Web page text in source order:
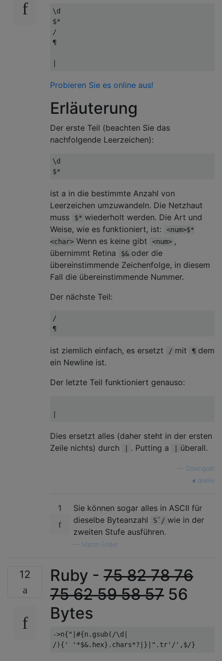
\d
$*
/
¶
Probieren Sie es online aus!
Erläuterung
Der erste Teil (beachten Sie das
nachfolgende Leerzeichen):
\d
ist a in die bestimmte Anzahl von
Leerzeichen umzuwandeln. Die Netzhaut
muss
$* wiederholt werden. Die Art und
Weise, wie es funktioniert, ist:
<num>$*
<char> Wenn es keine gibt <num> ,
übernimmt Retina
$& oder die
übereinstimmende Zeichenfolge, in diesem
Fall die übereinstimmende Nummer.
Der nächste Teil:
/
ist ziemlich einfach, es ersetzt / mit ¶ dem
ein Newline ist.
Der letzte Teil funktioniert genauso:
Dies ersetzt alles (daher steht in der ersten
Zeile nichts) durch
. Putting a überall.
Downgoat
quelle
1
Sie können sogar alles in ASCII für
dieselbe Byteanzahl
S`/ wie in der
zweiten Stufe ausführen.
Martin Ender
12 Ruby - 75827876
7562595857 56
Bytes
->n{"|#{n.gsub(/\d|